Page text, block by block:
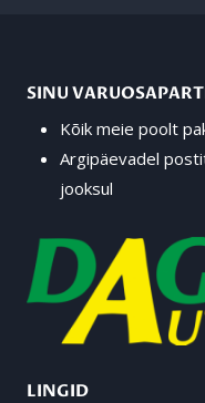
SINU
Kõik meie poolt
Argipäevadel
jooksul
LINGID